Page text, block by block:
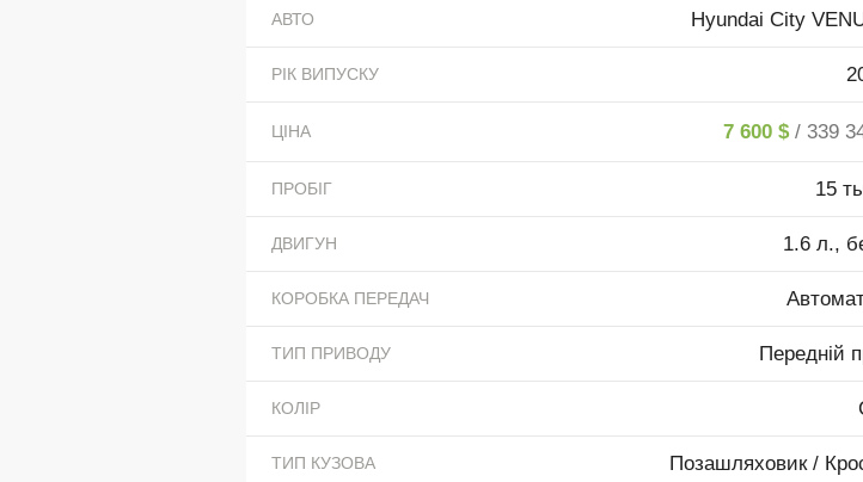
АВТО Hyundai City
РІК ВИПУСКУ
ЦІНА 7 600 $ / 339
ПРОБІГ 15
ДВИГУН 1.6 л.,
КОРОБКА ПЕРЕДАЧ
ТИП ПРИВОДУ Передній
КОЛІР
ТИП КУЗОВА Позашляховик /